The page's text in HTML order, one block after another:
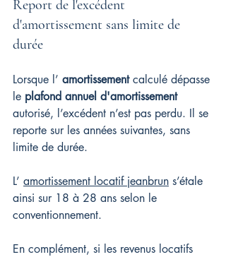
Report de l'excédent
d'amortissement sans limite de
durée
Lorsque l’ amortissement calculé dépasse
le plafond annuel d'amortissement
autorisé, l’excédent n’est pas perdu. Il se
reporte sur les années suivantes, sans
limite de durée.
L’ amortissement locatif jeanbrun s’étale
ainsi sur 18 à 28 ans selon le
conventionnement.
En complément, si les revenus locatifs